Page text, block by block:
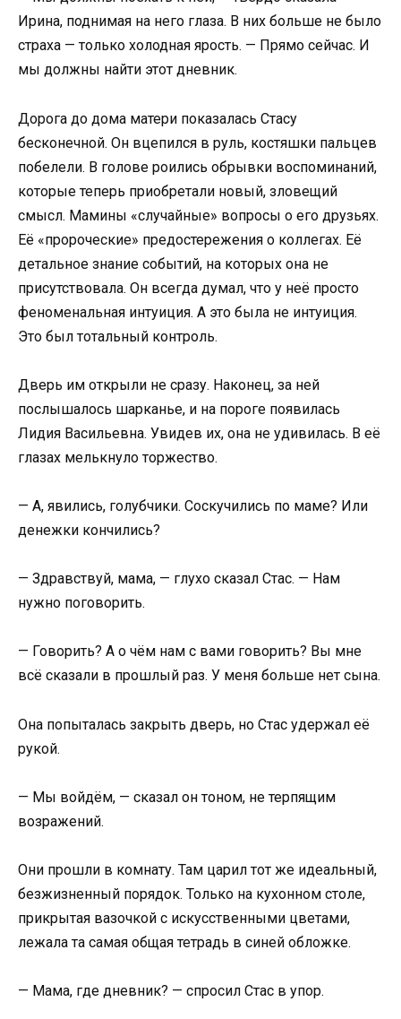
Ирина, поднимая на него глаза. В них больше не было
страха — только холодная ярость. — Прямо сейчас. И
мы должны найти этот дневник.
Дорога до дома матери показалась Стасу
бесконечной. Он вцепился в руль, костяшки пальцев
побелели. В голове роились обрывки воспоминаний,
которые теперь приобретали новый, зловещий
смысл. Мамины «случайные» вопросы о его друзьях.
Её «пророческие» предостережения о коллегах. Её
детальное знание событий, на которых она не
присутствовала. Он всегда думал, что у неё просто
феноменальная интуиция. А это была не интуиция.
Это был тотальный контроль.
Дверь им открыли не сразу. Наконец, за ней
послышалось шарканье, и на пороге появилась
Лидия Васильевна. Увидев их, она не удивилась. В её
глазах мелькнуло торжество.
— А, явились, голубчики. Соскучились по маме? Или
денежки кончились?
— Здравствуй, мама, — глухо сказал Стас. — Нам
нужно поговорить.
— Говорить? А о чём нам с вами говорить? Вы мне
всё сказали в прошлый раз. У меня больше нет сына.
Она попыталась закрыть дверь, но Стас удержал её
рукой.
— Мы войдём, — сказал он тоном, не терпящим
возражений.
Они прошли в комнату. Там царил тот же идеальный,
безжизненный порядок. Только на кухонном столе,
прикрытая вазочкой с искусственными цветами,
лежала та самая общая тетрадь в синей обложке.
— Мама, где дневник? — спросил Стас в упор.